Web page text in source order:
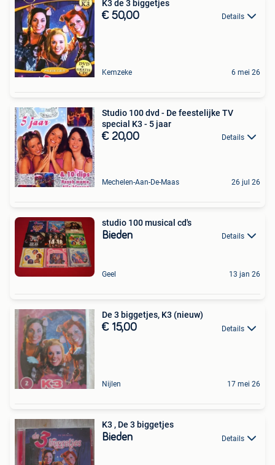
K3 de 3 biggetjes
€ 50,00 Details
Kemzeke 6 mei 26
Studio 100 dvd - De feestelijke TV
special K3 - 5 jaar
€ 20,00 Details
Mechelen-Aan-De-Maas 26 jul 26
studio 100 musical cd's
Bieden Details
Geel 13 jan 26
De 3 biggetjes, K3 (nieuw)
€ 15,00 Details
Nijlen 17 mei 26
K3 , De 3 biggetjes
Bieden Details